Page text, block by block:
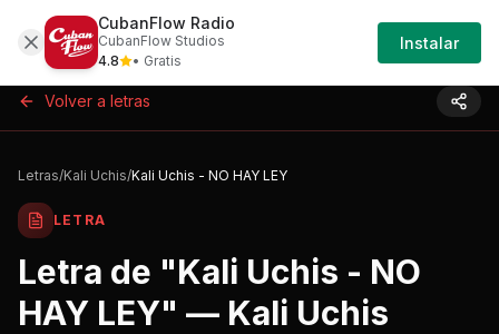
Letras Kali-uchis-kali-uchis-no-hay-ley-
Iniciar
Sesión
Volver a letras
Letras/Kali Uchis/Kali Uchis - NO HAY LEY
LETRA
Letra de "Kali Uchis - NO
HAY LEY" — Kali Uchis
CubanFlow Radio
CubanFlow Studios
4.8
• Gratis
Instalar